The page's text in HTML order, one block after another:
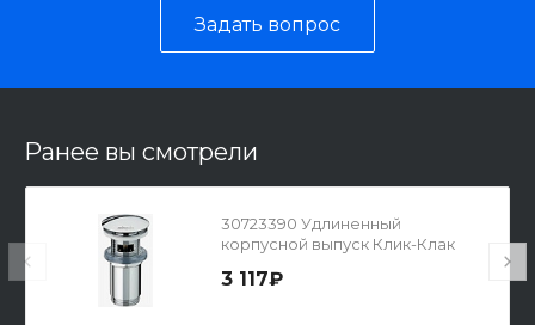
Задать вопрос
Ранее вы смотрели
30723390 Удлиненный
корпусной выпуск Клик-Клак
3 117₽